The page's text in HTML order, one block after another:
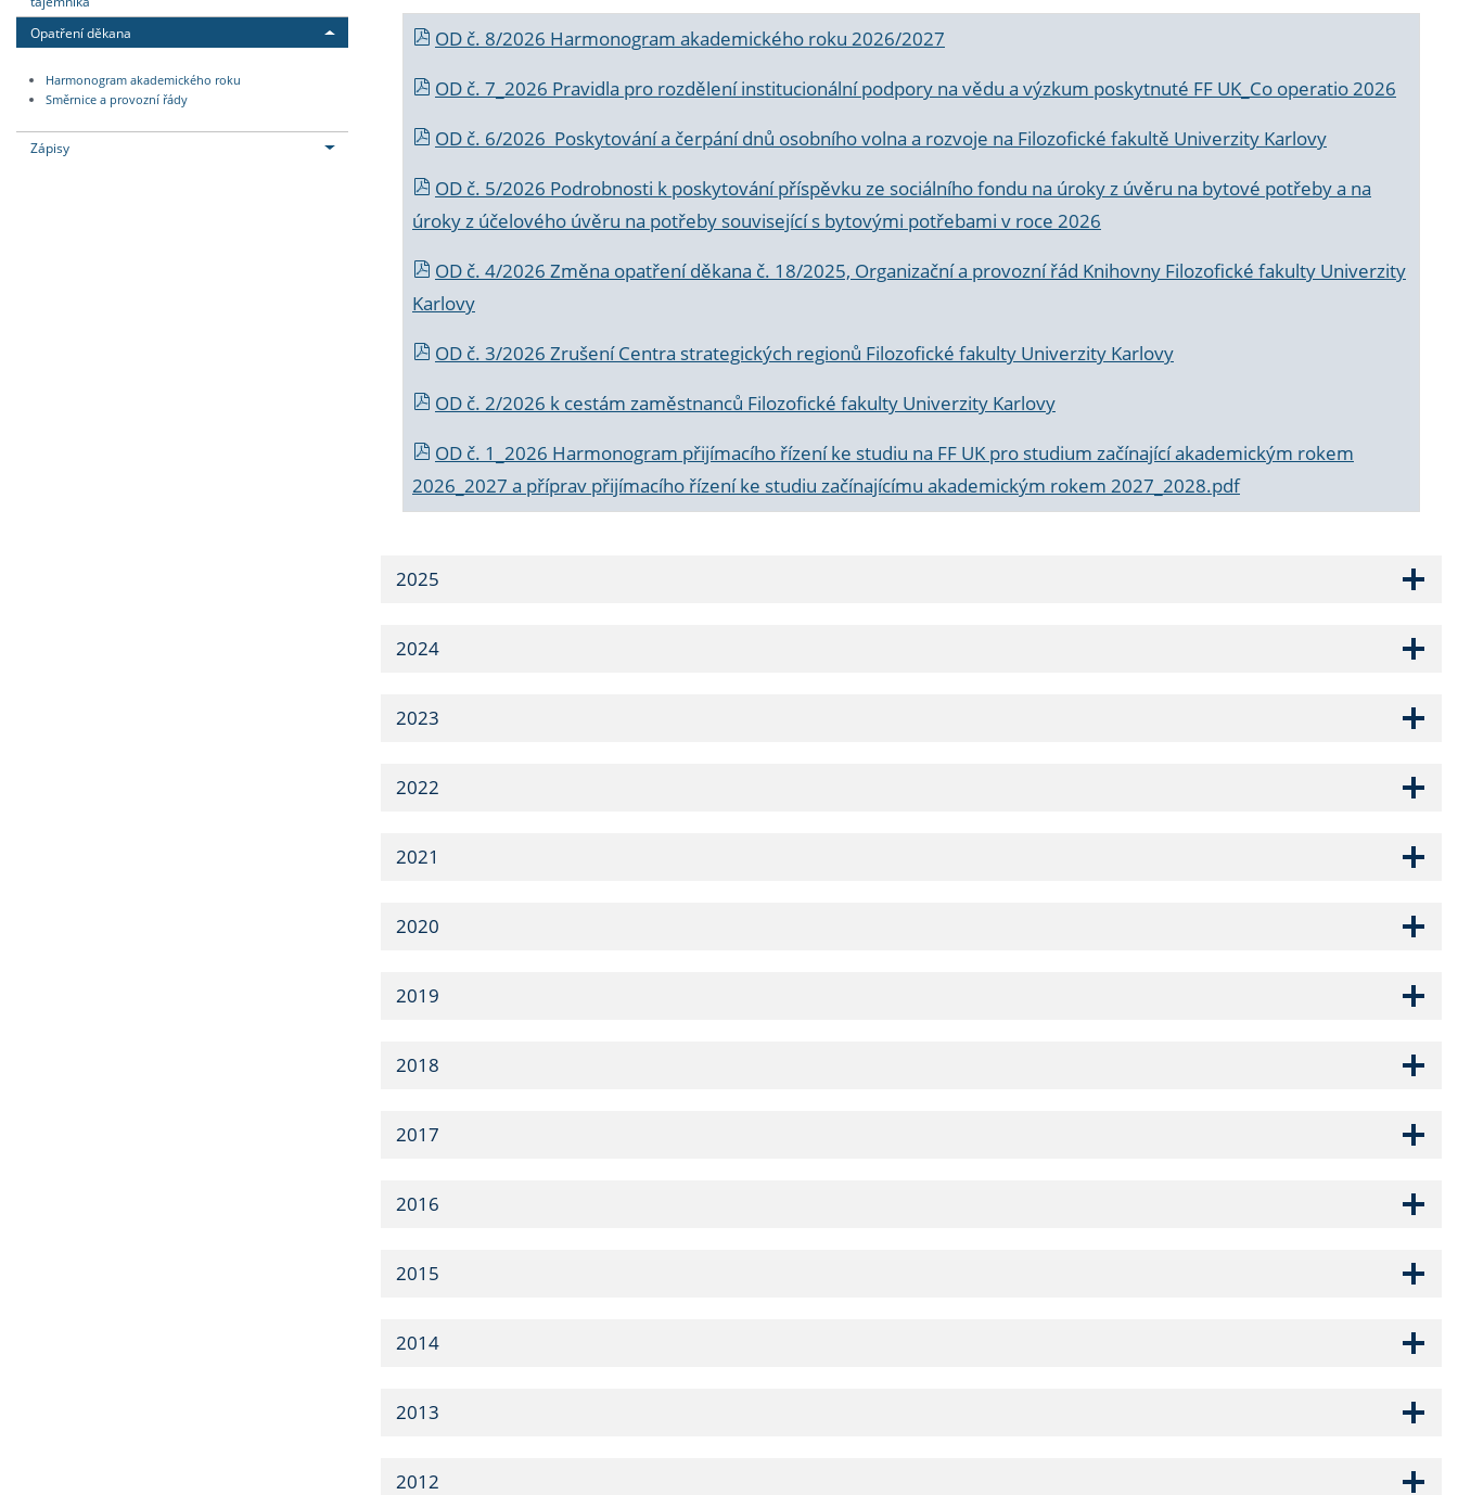
Opatření děkana
Harmonogram akademického roku
Směrnice a provozní řády
Zápisy
OD č. 8/2026 Harmonogram akademického roku 2026/2027
OD č. 7_2026 Pravidla pro rozdělení institucionální podpory na vědu a výzkum poskytnuté FF UK_Co operatio 2026
OD č. 6/2026 Poskytování a čerpání dnů osobního volna a rozvoje na Filozofické fakultě Univerzity Karlovy
OD č. 5/2026 Podrobnosti k poskytování příspěvku ze sociálního fondu na úroky z úvěru na bytové potřeby a na
úroky z účelového úvěru na potřeby související s bytovými potřebami v roce 2026
OD č. 4/2026 Změna opatření děkana č. 18/2025, Organizační a provozní řád Knihovny Filozofické fakulty Univerzity
Karlovy
OD č. 3/2026 Zrušení Centra strategických regionů Filozofické fakulty Univerzity Karlovy
OD č. 2/2026 k cestám zaměstnanců Filozofické fakulty Univerzity Karlovy
OD č. 1_2026 Harmonogram přijímacího řízení ke studiu na FF UK pro studium začínající akademickým rokem
2026_2027 a příprav přijímacího řízení ke studiu začínajícímu akademickým rokem 2027_2028.pdf
2025
2024
2023
2022
2021
2020
2019
2018
2017
2016
2015
2014
2013
2012